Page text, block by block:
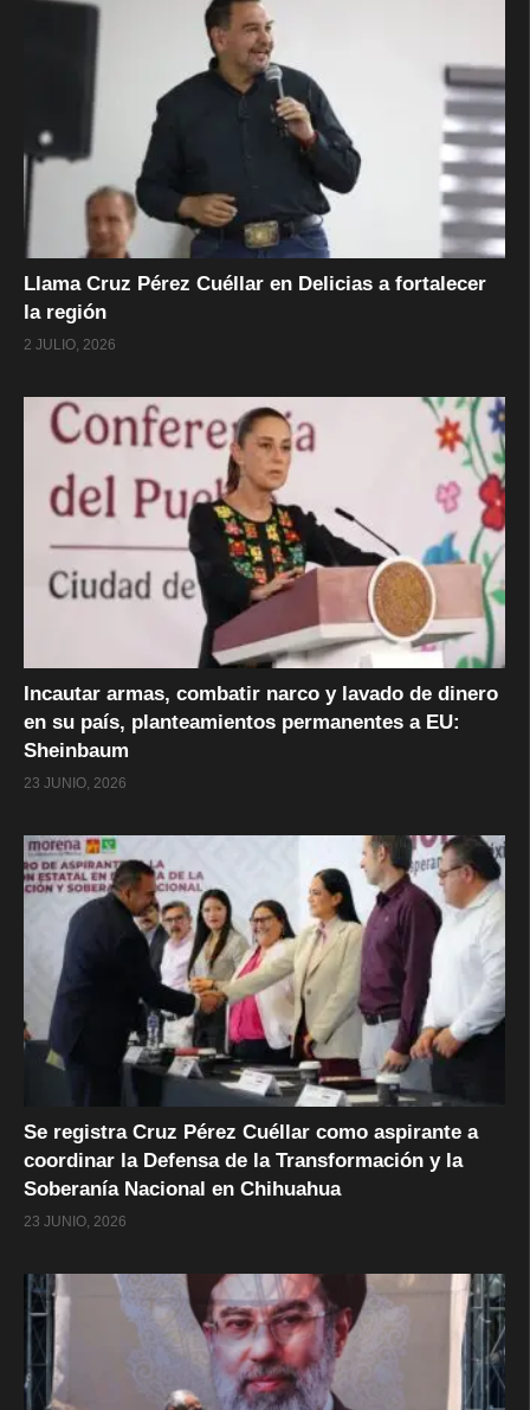
Llama Cruz Pérez Cuéllar en Delicias a fortalecer
la región
2 JULIO, 2026
Incautar armas, combatir narco y lavado de dinero
en su país, planteamientos permanentes a EU:
Sheinbaum
23 JUNIO, 2026
Se registra Cruz Pérez Cuéllar como aspirante a
coordinar la Defensa de la Transformación y la
Soberanía Nacional en Chihuahua
23 JUNIO, 2026